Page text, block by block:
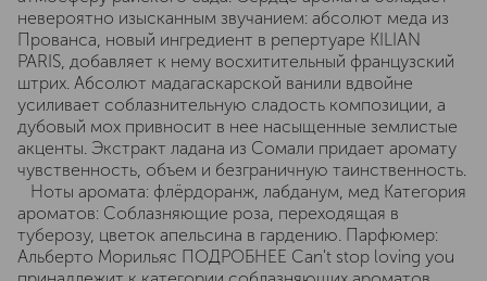
невероятно изысканным звучанием: абсолют меда из
Прованса, новый ингредиент в репертуаре KILIAN
PARIS, добавляет к нему восхитительный французский
штрих. Абсолют мадагаскарской ванили вдвойне
усиливает соблазнительную сладость композиции, а
дубовый мох привносит в нее насыщенные землистые
акценты. Экстракт ладана из Сомали придает аромату
чувственность, объем и безграничную таинственность.
Ноты аромата: флёрдоранж, лабданум, мед Категория
ароматов: Cоблазняющие роза, переходящая в
туберозу, цветок апельсина в гардению. Парфюмер:
Альберто Морильяс ПОДРОБНЕЕ Can't stop loving you